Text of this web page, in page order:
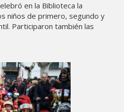
en la Biblioteca la
niños de primero, segundo y
Participaron también las